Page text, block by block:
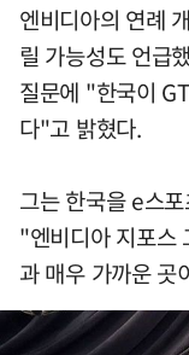
엔비디아의 연례
릴 가능성도 언급
질문에 "한국이
다"고 밝혔다.
그는 한국을 e스
"엔비디아 지포스
과 매우 가까운 곳